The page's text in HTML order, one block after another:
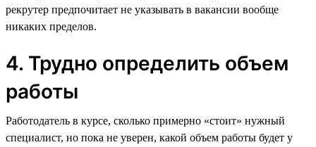
рекрутер предпочитает не указывать в вакансии вообще
никаких пределов.
4. Трудно определить объем
работы
Работодатель в курсе, сколько примерно «стоит» нужный
специалист, но пока не уверен, какой объем работы будет у